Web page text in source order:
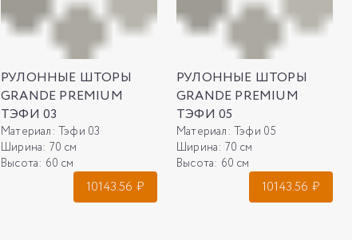
РУЛОННЫЕ ШТОРЫ
GRANDE PREMIUM
ТЭФИ 03
Материал: Тэфи 03
Ширина: 70 см
Высота: 60 см
10143.56 ₽
РУЛОННЫЕ ШТОРЫ
GRANDE PREMIUM
ТЭФИ 05
Материал: Тэфи 05
Ширина: 70 см
Высота: 60 см
10143.56 ₽